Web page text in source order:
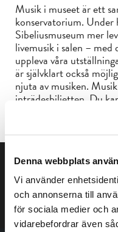
Denna webbplats
Vi använder
och annonserna till
för sociala medier och
vidarebefordrar även
Musik i museet är ett
konservatorium.
Sibeliusmuseum mer
livemusik i salen –
uppleva våra
är självklart också
njuta av musiken.
inträdesbiljetten. Du